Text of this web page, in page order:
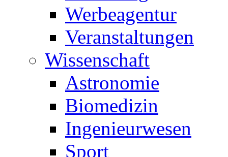
Werbeagentur
Veranstaltungen
Wissenschaft
Astronomie
Biomedizin
Ingenieurwesen
Sport